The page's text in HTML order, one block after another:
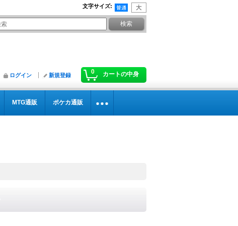
文字サイズ:
0 カートの中身
ログイン 新規登録
MTG通販 ポケカ通販